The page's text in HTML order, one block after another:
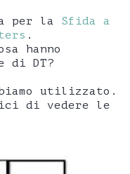
per la Sfida a
.
hanno
di DT?
utilizzato.
di vedere le